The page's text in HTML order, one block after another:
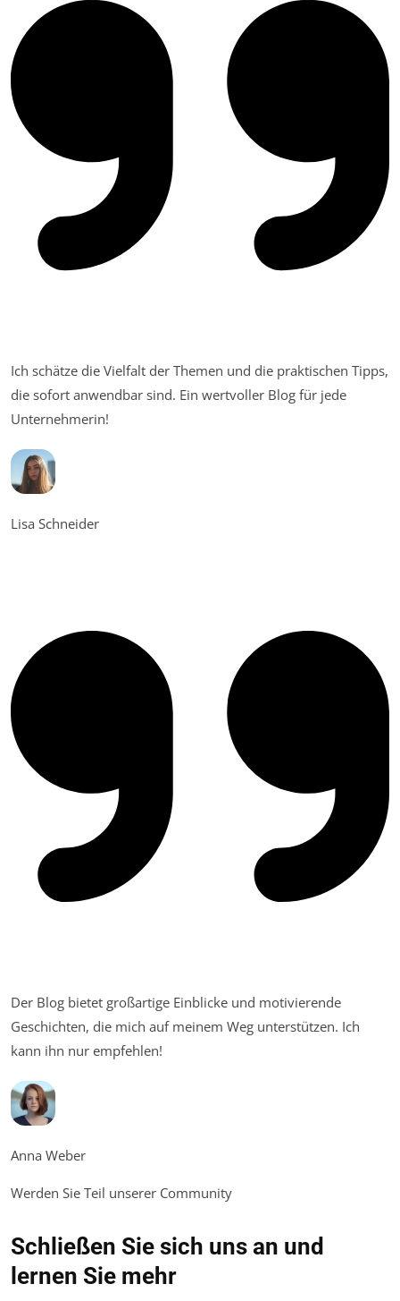
Ich schätze die Vielfalt der Themen und die praktischen Tipps,
die sofort anwendbar sind. Ein wertvoller Blog für jede
Unternehmerin!
Lisa Schneider
Der Blog bietet großartige Einblicke und motivierende
Geschichten, die mich auf meinem Weg unterstützen. Ich
kann ihn nur empfehlen!
Anna Weber
Werden Sie Teil unserer Community
Schließen Sie sich uns an und
lernen Sie mehr